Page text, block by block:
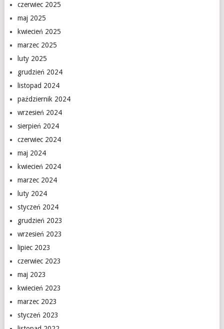
czerwiec 2025
maj 2025
kwiecień 2025
marzec 2025
luty 2025
grudzień 2024
listopad 2024
październik 2024
wrzesień 2024
sierpień 2024
czerwiec 2024
maj 2024
kwiecień 2024
marzec 2024
luty 2024
styczeń 2024
grudzień 2023
wrzesień 2023
lipiec 2023
czerwiec 2023
maj 2023
kwiecień 2023
marzec 2023
styczeń 2023